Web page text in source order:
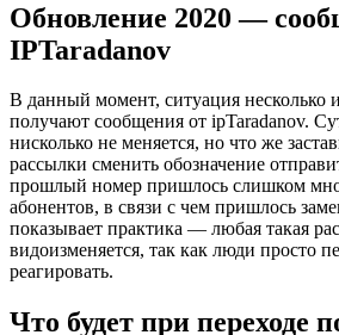
Обновление 2020 —
IPTaradanov
В данный момент, ситуация несколько
получают сообщения от ipTaradanov.
нисколько не меняется, но что же
рассылки сменить обозначение
прошлый номер пришлось слишком
абонентов, в связи с чем пришлось
показывает практика — любая такая
видоизменяется, так как люди просто
реагировать.
Что будет при переходе